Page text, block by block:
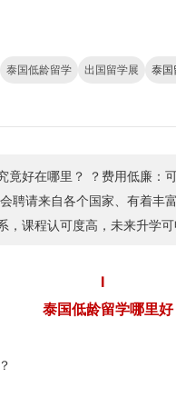
泰国低龄留学 出国留学展 泰国
用享受国际化教育资源，留学性
可度高，未来升学可申请英美澳等
Ⅰ
泰国低龄留学哪里好